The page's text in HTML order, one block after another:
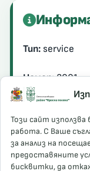
Този сайт
работа. С Ваше
за анализ на
предоставяните
бисквитки, да
Тип: service
Номер:2001